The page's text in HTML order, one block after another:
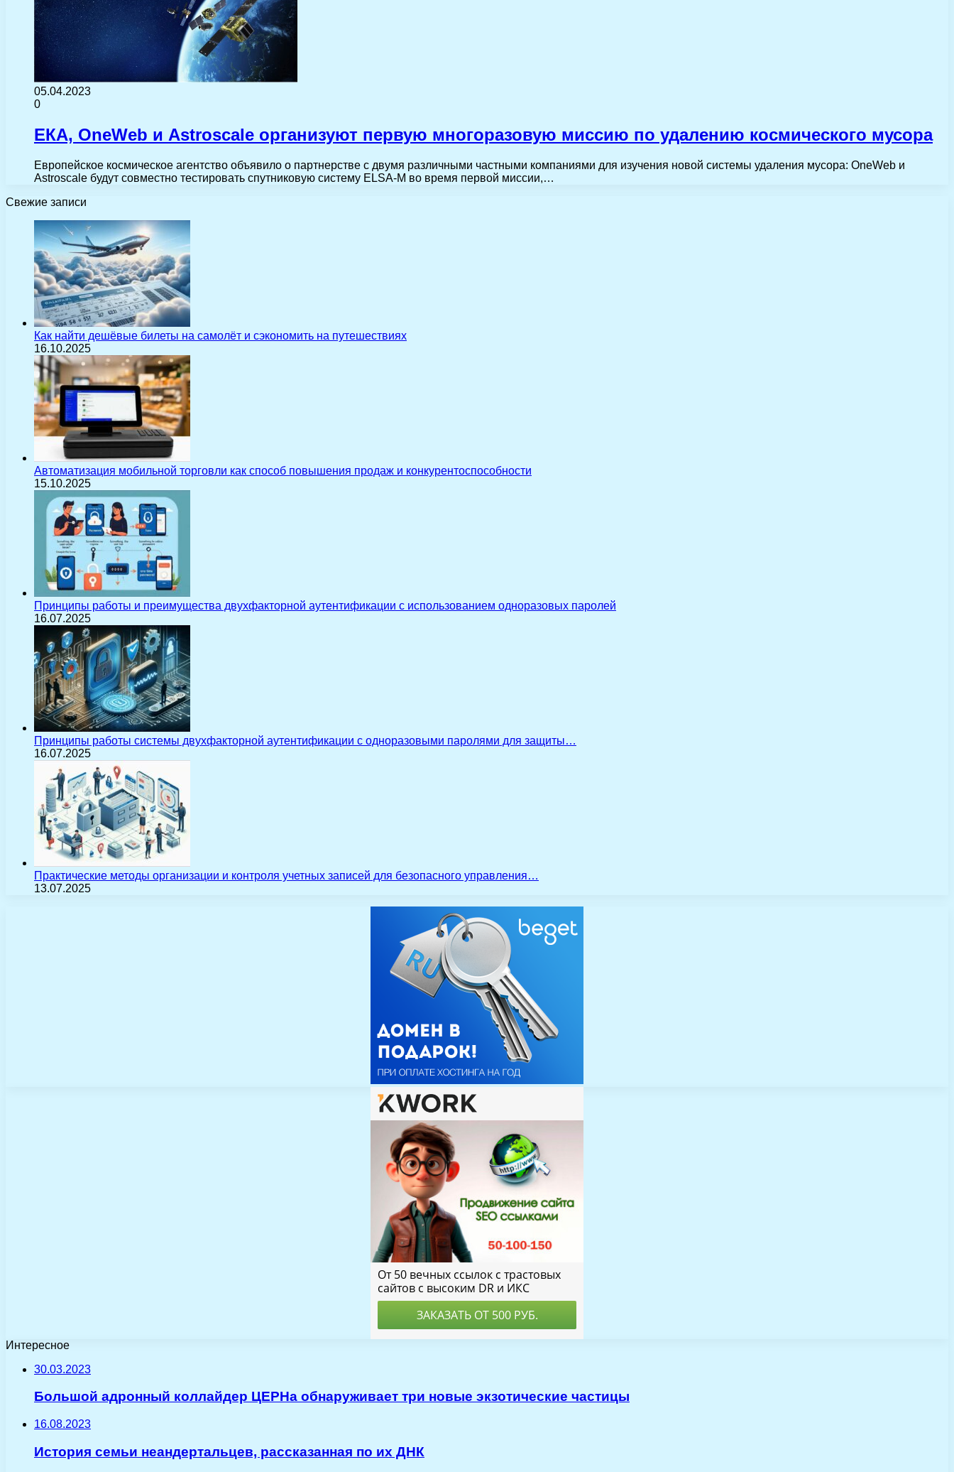
05.04.2023
0
ЕКА, OneWeb и Astroscale организуют первую многоразовую миссию по удалению космического мусора
Европейское космическое агентство объявило о партнерстве с двумя различными частными компаниями для изучения новой системы удаления мусора: OneWeb и
Astroscale будут совместно тестировать спутниковую систему ELSA-M во время первой миссии,…
Свежие записи
Как найти дешёвые билеты на самолёт и сэкономить на путешествиях
16.10.2025
Автоматизация мобильной торговли как способ повышения продаж и конкурентоспособности
15.10.2025
Принципы работы и преимущества двухфакторной аутентификации с использованием одноразовых паролей
16.07.2025
Принципы работы системы двухфакторной аутентификации с одноразовыми паролями для защиты…
16.07.2025
Практические методы организации и контроля учетных записей для безопасного управления…
13.07.2025
Интересное
30.03.2023
Большой адронный коллайдер ЦЕРНа обнаруживает три новые экзотические частицы
16.08.2023
История семьи неандертальцев, рассказанная по их ДНК